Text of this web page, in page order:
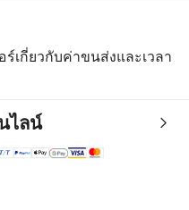
เกี่ยวกับค่าขนส่งและเวลา
ไลน์
ยการขนส่งที่รองรับโดยแพลตฟอ